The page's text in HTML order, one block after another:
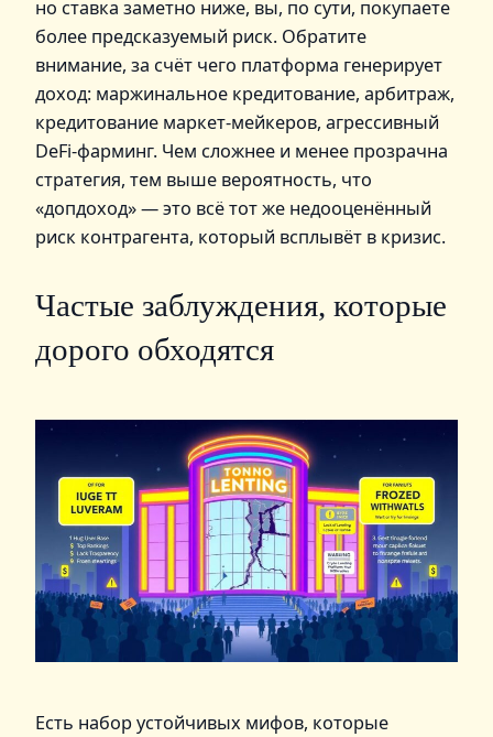
но ставка заметно ниже, вы, по сути, покупаете
более предсказуемый риск. Обратите
внимание, за счёт чего платформа генерирует
доход: маржинальное кредитование, арбитраж,
кредитование маркет‑мейкеров, агрессивный
DeFi‑фарминг. Чем сложнее и менее прозрачна
стратегия, тем выше вероятность, что
«допдоход» — это всё тот же недооценённый
риск контрагента, который всплывёт в кризис.
Частые заблуждения, которые
дорого обходятся
Есть набор устойчивых мифов, которые